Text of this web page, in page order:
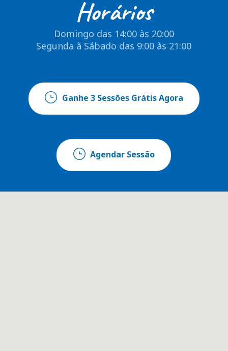
Horários
Domingo das 14:00 às 20:00
Segunda à Sábado das 9:00 às 21:00
Ganhe 3 Sessões Grátis Agora
Agendar Sessão